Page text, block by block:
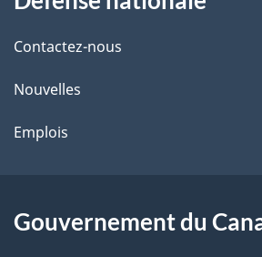
i
l
s
d
l
propos
de
ce
site
Contactez-nous
Nouvelles
Emplois
Gouvernement du